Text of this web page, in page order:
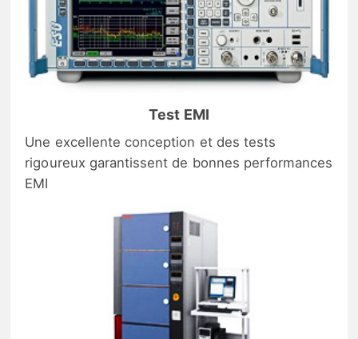
Test EMI
Une excellente conception et des tests
rigoureux garantissent de bonnes performances
EMI